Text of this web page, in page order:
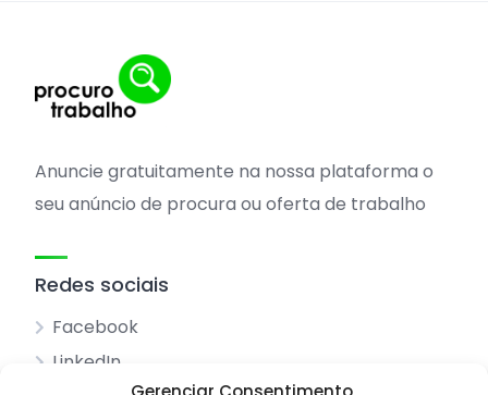
Anuncie gratuitamente na nossa plataforma o
seu anúncio de procura ou oferta de trabalho
Redes sociais
Facebook
LinkedIn